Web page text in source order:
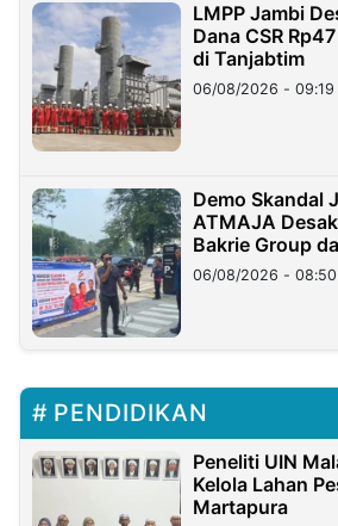
LMPP Jambi
Dana CSR
di Tanjabtim
06/08/2026 - 09:19
Demo Skandal
ATMAJA
Bakrie Group
06/08/2026 - 08:50
PENDIDIKAN
Peneliti UIN
Kelola Lahan
Martapura